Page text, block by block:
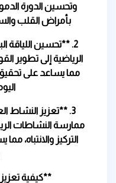
وتحسين الدورة
بأمراض القلب
2. **تحسين اللياقة
الرياضية إلى تطوير
مما يساعد على
3. **تعزيز النشاط
ممارسة النشاطات
التركيز والانتباه،
**كيفية تعزيز